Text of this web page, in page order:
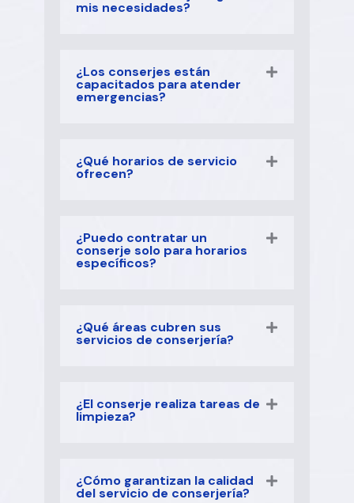
mis necesidades?
¿Los conserjes están
capacitados para atender
emergencias?
¿Qué horarios de servicio
ofrecen?
¿Puedo contratar un
conserje solo para horarios
específicos?
¿Qué áreas cubren sus
servicios de conserjería?
¿El conserje realiza tareas de
limpieza?
¿Cómo garantizan la calidad
del servicio de conserjería?